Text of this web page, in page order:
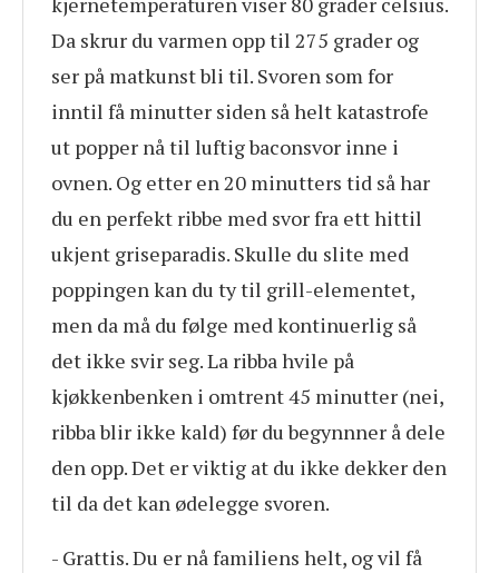
Da skrur du varmen opp til 275 grader og
ser på matkunst bli til. Svoren som for
inntil få minutter siden så helt katastrofe
ut popper nå til luftig baconsvor inne i
ovnen. Og etter en 20 minutters tid så har
du en perfekt ribbe med svor fra ett hittil
ukjent griseparadis. Skulle du slite med
poppingen kan du ty til grill-elementet,
men da må du følge med kontinuerlig så
det ikke svir seg. La ribba hvile på
kjøkkenbenken i omtrent 45 minutter (nei,
ribba blir ikke kald) før du begynnner å dele
den opp. Det er viktig at du ikke dekker den
til da det kan ødelegge svoren.
- Grattis. Du er nå familiens helt, og vil få